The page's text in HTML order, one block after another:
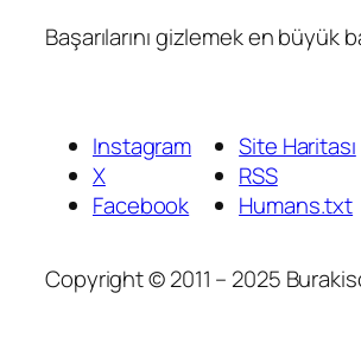
Başarılarını gizlemek en büyük
Instagram
X
Facebook
Site Haritası
RSS
Humans.txt
Copyright © 2011 – 2025